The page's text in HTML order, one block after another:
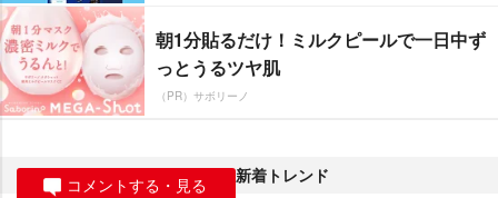
朝1分貼るだけ！ミルクピールで一日中ず
っとうるツヤ肌
（PR）サボリーノ
コメントする・見る 新着トレンド